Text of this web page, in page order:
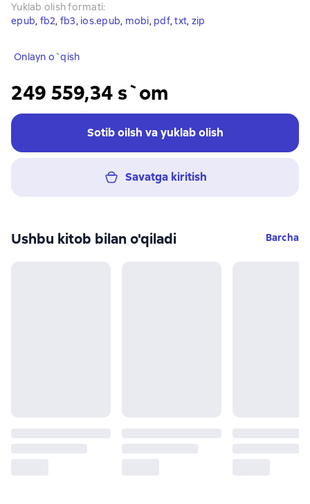
Yuklab olish formati:
epub, fb2, fb3, ios.epub, mobi, pdf, txt, zip
Onlayn o`qish
249 559,34 s`om
Sotib oilsh va yuklab olish
Savatga kiritish
Ushbu kitob bilan o'qiladi Barcha